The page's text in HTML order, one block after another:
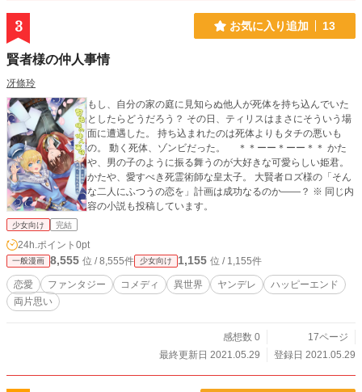
3 お気に入り追加 13
賢者様の仲人事情
冴條玲
もし、自分の家の庭に見知らぬ他人が死体を持ち込んでいた
としたらどうだろう？ その日、ティリスはまさにそういう場
面に遭遇した。 持ち込まれたのは死体よりもタチの悪いも
の。 動く死体、ゾンビだった。 ＊＊ーー＊ーー＊＊ かた
や、男の子のように振る舞うのが大好きな可愛らしい姫君。
かたや、愛すべき死霊術師な皇太子。 大賢者ロズ様の「そん
な二人にふつうの恋を」計画は成功なるのか――？ ※ 同じ内
容の小説も投稿しています。
少女向け 完結
24h.ポイント 0pt
一般漫画 8,555 位 / 8,555件 少女向け 1,155 位 / 1,155件
恋愛 ファンタジー コメディ 異世界 ヤンデレ
ハッピーエンド
両片思い
感想数 0
17ページ
最終更新日 2021.05.29
登録日 2021.05.29